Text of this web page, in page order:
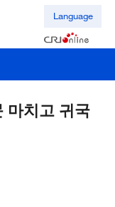
Language
마치고 귀국